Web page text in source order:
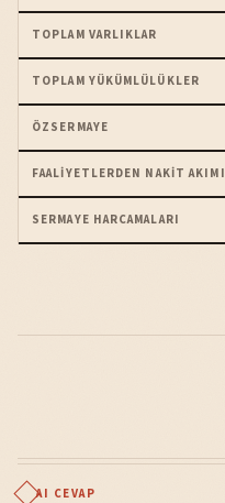
TOPLAM VARLIKLAR
TOPLAM YÜKÜMLÜLÜKLER
ÖZSERMAYE
FAALIYETLERDEN NAKIT AKIMI
SERMAYE HARCAMALARI
AI CEVAP